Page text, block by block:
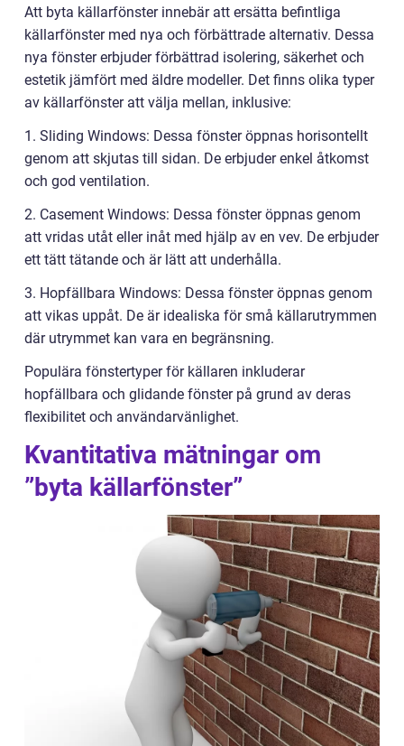
Att byta källarfönster innebär att ersätta befintliga
källarfönster med nya och förbättrade alternativ. Dessa
nya fönster erbjuder förbättrad isolering, säkerhet och
estetik jämfört med äldre modeller. Det finns olika typer
av källarfönster att välja mellan, inklusive:
1. Sliding Windows: Dessa fönster öppnas horisontellt
genom att skjutas till sidan. De erbjuder enkel åtkomst
och god ventilation.
2. Casement Windows: Dessa fönster öppnas genom
att vridas utåt eller inåt med hjälp av en vev. De erbjuder
ett tätt tätande och är lätt att underhålla.
3. Hopfällbara Windows: Dessa fönster öppnas genom
att vikas uppåt. De är idealiska för små källarutrymmen
där utrymmet kan vara en begränsning.
Populära fönstertyper för källaren inkluderar
hopfällbara och glidande fönster på grund av deras
flexibilitet och användarvänlighet.
Kvantitativa mätningar om
”byta källarfönster”